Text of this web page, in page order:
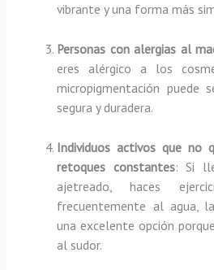
vibrante y una forma más
Personas con alergias al
eres alérgico a los
micropigmentación puede
segura y duradera.
Individuos activos que no
retoques constantes: Si
ajetreado, haces
frecuentemente al agua,
una excelente opción
al sudor.